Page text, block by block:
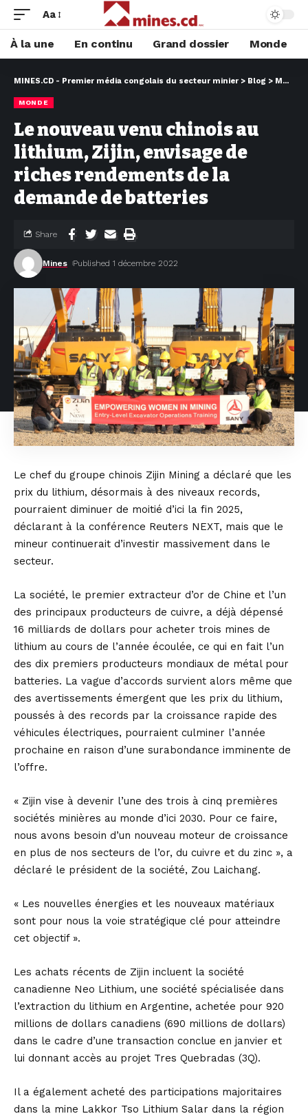
Aa
À la une En continu Grand dossier Monde
MINES.CD - Premier média congolais du secteur minier > Blog > MONDE
MONDE
Le nouveau venu chinois au
lithium, Zijin, envisage de
riches rendements de la
demande de batteries
Mines Published 1 décembre 2022
Share
Le chef du groupe chinois Zijin Mining a déclaré que les
prix du lithium, désormais à des niveaux records,
pourraient diminuer de moitié d’ici la fin 2025,
déclarant à la conférence Reuters NEXT, mais que le
mineur continuerait d’investir massivement dans le
secteur.
La société, le premier extracteur d’or de Chine et l’un
des principaux producteurs de cuivre, a déjà dépensé
16 milliards de dollars pour acheter trois mines de
lithium au cours de l’année écoulée, ce qui en fait l’un
des dix premiers producteurs mondiaux de métal pour
batteries. La vague d’accords survient alors même que
des avertissements émergent que les prix du lithium,
poussés à des records par la croissance rapide des
véhicules électriques, pourraient culminer l’année
prochaine en raison d’une surabondance imminente de
l’offre.
« Zijin vise à devenir l’une des trois à cinq premières
sociétés minières au monde d’ici 2030. Pour ce faire,
nous avons besoin d’un nouveau moteur de croissance
en plus de nos secteurs de l’or, du cuivre et du zinc », a
déclaré le président de la société, Zou Laichang.
« Les nouvelles énergies et les nouveaux matériaux
sont pour nous la voie stratégique clé pour atteindre
cet objectif ».
Les achats récents de Zijin incluent la société
canadienne Neo Lithium, une société spécialisée dans
l’extraction du lithium en Argentine, achetée pour 920
millions de dollars canadiens (690 millions de dollars)
dans le cadre d’une transaction conclue en janvier et
lui donnant accès au projet Tres Quebradas (3Q).
Il a également acheté des participations majoritaires
dans la mine Lakkor Tso Lithium Salar dans la région